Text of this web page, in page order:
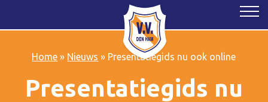
Home » Nieuws » Presentatiegids nu ook online
Presentatiegids nu